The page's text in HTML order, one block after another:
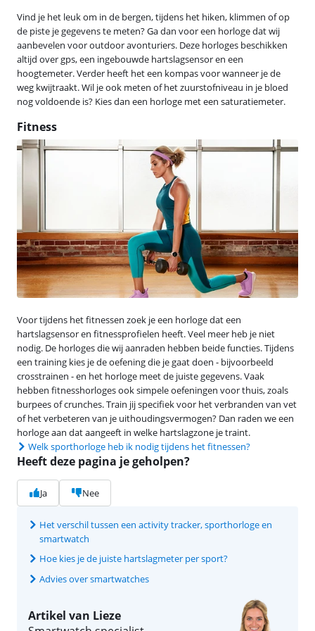
Vind je het leuk om in de bergen, tijdens het hiken, klimmen of op
de piste je gegevens te meten? Ga dan voor een horloge dat wij
aanbevelen voor outdoor avonturiers. Deze horloges beschikken
altijd over gps, een ingebouwde hartslagsensor en een
hoogtemeter. Verder heeft het een kompas voor wanneer je de
weg kwijtraakt. Wil je ook meten of het zuurstofniveau in je bloed
nog voldoende is? Kies dan een horloge met een saturatiemeter.
Fitness
Voor tijdens het fitnessen zoek je een horloge dat een
hartslagsensor en fitnessprofielen heeft. Veel meer heb je niet
nodig. De horloges die wij aanraden hebben beide functies. Tijdens
een training kies je de oefening die je gaat doen - bijvoorbeeld
crosstrainen - en het horloge meet de juiste gegevens. Vaak
hebben fitnesshorloges ook simpele oefeningen voor thuis, zoals
burpees of crunches. Train jij specifiek voor het verbranden van vet
of het verbeteren van je uithoudingsvermogen? Dan raden we een
horloge aan dat aangeeft in welke hartslagzone je traint.
Welk sporthorloge heb ik nodig tijdens het fitnessen?
Heeft deze pagina je geholpen?
Ja Nee
Het verschil tussen een activity tracker, sporthorloge en
smartwatch
Hoe kies je de juiste hartslagmeter per sport?
Advies over smartwatches
Artikel van Lieze